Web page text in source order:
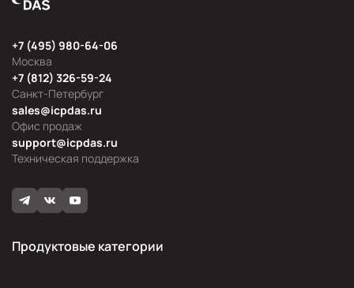
Москва
+7 (495) 980-64-06
Офис продаж
sales@icpdas.ru
Санкт-Петербург
+7 (812) 326-59-24
Техническая поддержка
support@icpdas.ru
Продуктовые категории